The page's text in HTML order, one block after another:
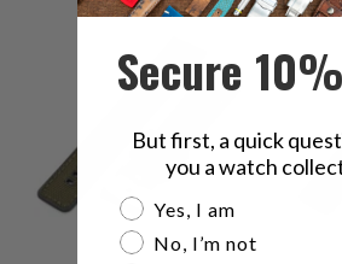
Secure
But first, a quick
you a watch
Are you a watch
Yes, I am
No, I’m not